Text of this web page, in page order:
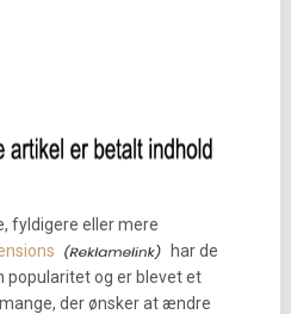
fyldigere eller mere
har de
popularitet og er blevet et
der ønsker at ændre